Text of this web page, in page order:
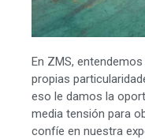
En ZMS,
propias
eso le damos la
media tensión para
confíe en nuestra